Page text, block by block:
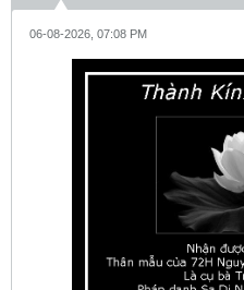
06-08-2026, 07:08 PM